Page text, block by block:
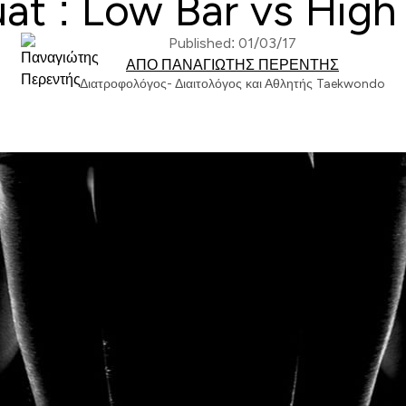
: Low Bar vs
Published: 01/03/17
ΑΠΌ ΠΑΝΑΓΙΏΤΗΣ ΠΕΡΕΝΤΉΣ
Διατροφολόγος- Διαιτολόγος και Αθλητής Taekwondo